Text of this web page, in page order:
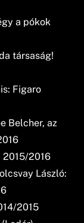
a pókok
társaság!
Figaro
Belcher, az
2015/2016
László:
2015